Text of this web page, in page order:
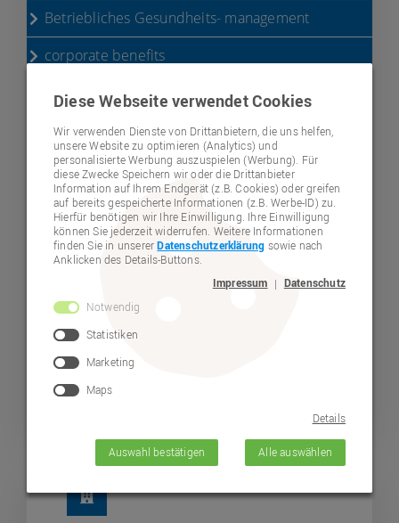
Betriebliches Gesundheits- management
corporate benefits
Dienstfahrrad
Arbeitnehmer-vertretung
Lebenshilfe-Stiftungsfonds
Spenden
Mitgliedschaft
Termine
Selbstvertretung
Beratung
Lährer Weg 109
92318 Neumarkt
09181 27 33 0
09181 27 33 111
bewerbung@lebenshilfe-
Karte anzeigen
Diese Webseite verwendet Cookies
Wir verwenden Dienste von Drittanbietern, die uns helfen,
unsere Website zu optimieren (Analytics) und
personalisierte Werbung auszuspielen (Werbung). Für
diese Zwecke Speichern wir oder die Drittanbieter
Information auf Ihrem Endgerät (z.B. Cookies) oder greifen
auf bereits gespeicherte Informationen (z.B. Werbe-ID) zu.
Hierfür benötigen wir Ihre Einwilligung. Ihre Einwilligung
können Sie jederzeit widerrufen. Weitere Informationen
finden Sie in unsererDatenschutzerklärung sowie nach
Anklicken des Details-Buttons.
Auswahl bestätigen Alle auswählen
Impressum | Datenschutz
Notwendig
Statistiken
Marketing
Maps
Details